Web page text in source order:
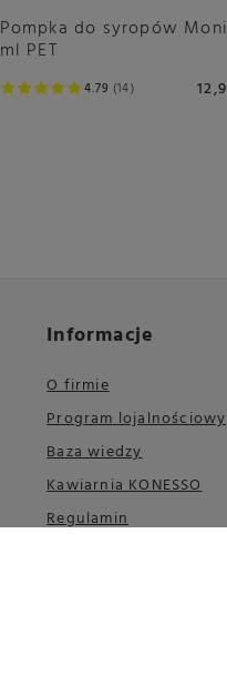
4.79 14
Pompka do syropów
ml PET
Informacje
O firmie
Program lojalnościowy
Baza wiedzy
Kawiarnia KONESSO
Regulamin